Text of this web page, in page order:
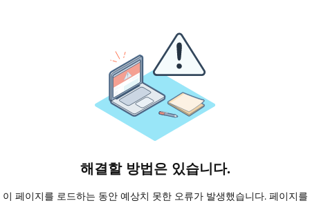
해결할 방법은 있습니다.
이 페이지를 로드하는 동안 예상치 못한 오류가 발생했습니다. 페이지를